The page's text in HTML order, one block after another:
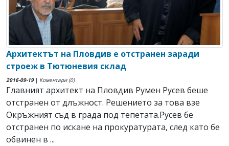
Архитектът на Пловдив е отстранен заради
строеж в Тютюневия склад
2016-09-19| Коментари (0)
Главният архитект на Пловдив Румен Русев беше
отстранен от длъжност. Решението за това взе
Окръжният съд в града под тепетата.Русев бе
отстранен по искане на прокуратурата, след като бе
обвинен в ...